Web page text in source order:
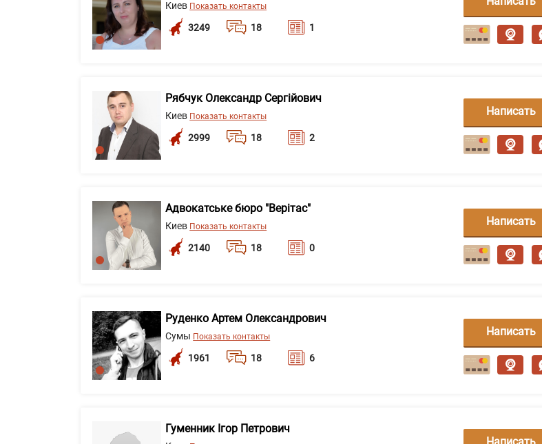
Киев Показать контакты
3249 18 1
сообщение
Рябчук Олександр Сергійович
Киев Показать контакты
2999 18 2
Написать
сообщение
Адвокатське бюро "Верітас"
Киев Показать контакты
2140 18 0
Написать
сообщение
Руденко Артем Олександрович
Сумы Показать контакты
1961 18 6
Написать
сообщение
Гуменник Ігор Петрович